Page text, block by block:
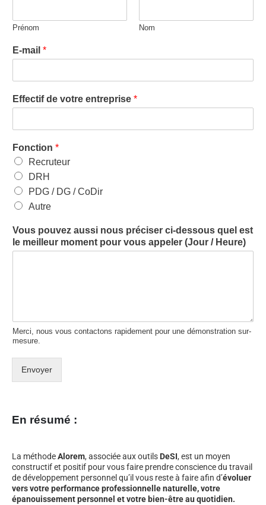
Prénom Nom
E-mail *
Effectif de votre entreprise *
Fonction *
Recruteur
DRH
PDG / DG / CoDir
Autre
Vous pouvez aussi nous préciser ci-dessous quel est
le meilleur moment pour vous appeler (Jour / Heure)
Merci, nous vous contactons rapidement pour une démonstration sur-
mesure.
Envoyer
En résumé :
La méthodeAlorem, associée aux outils DeSI, est un moyen
constructif et positif pour vous faire prendre conscience du travail
de développement personnel qu’il vous reste à faire afin d’évoluer
vers votre performance professionnelle naturelle, votre
épanouissement personnel et votre bien-être au quotidien.